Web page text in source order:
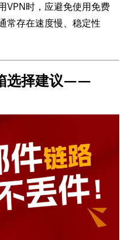
VPN时，应避免使用免费
常存在速度慢、稳定性
选择建议——